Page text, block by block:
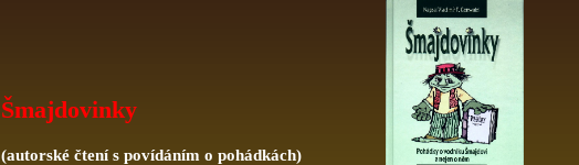
Šmajdovinky
(autorské čtení s povídáním o pohádkách)